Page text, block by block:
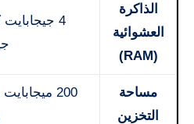
الذاكرة
العشوائية
(RAM)
مساحة
التخزين
200